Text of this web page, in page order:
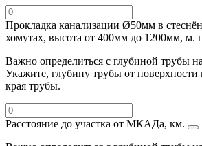
Прокладка канализации Ø50мм в
хомутах, высота от 400мм до 1200мм, м.
Важно определиться с глубиной трубы
Укажите, глубину трубы от поверхности
края трубы.
Расстояние до участка от МКАДа, км.